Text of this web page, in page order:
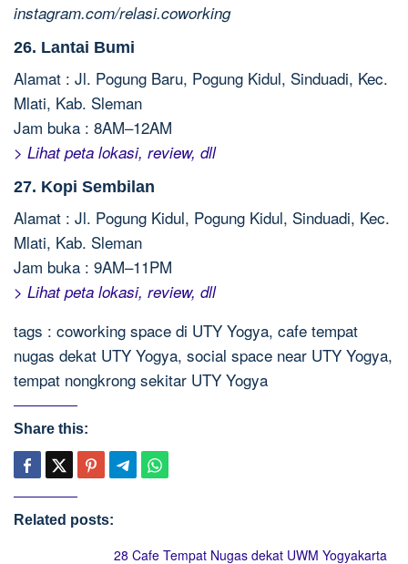
instagram.com/relasi.coworking
26. Lantai Bumi
Alamat : Jl. Pogung Baru, Pogung Kidul, Sinduadi, Kec.
Mlati, Kab. Sleman
Jam buka : 8AM–12AM
> Lihat peta lokasi, review, dll
27. Kopi Sembilan
Alamat : Jl. Pogung Kidul, Pogung Kidul, Sinduadi, Kec.
Mlati, Kab. Sleman
Jam buka : 9AM–11PM
> Lihat peta lokasi, review, dll
tags : coworking space di UTY Yogya, cafe tempat
nugas dekat UTY Yogya, social space near UTY Yogya,
tempat nongkrong sekitar UTY Yogya
Share this:
Related posts:
28 Cafe Tempat Nugas dekat UWM Yogyakarta